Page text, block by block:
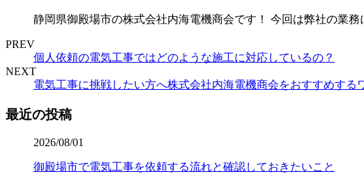
静岡県御殿場市の株式会社内海電機商会です！ 今回は弊社の業
PREV
個人依頼の電気工事ではどのような施工に対応しているの？
NEXT
電気工事に挑戦したい方へ株式会社内海電機商会をおすすめする
最近の投稿
2026/08/01
御殿場市で電気工事を依頼する流れと確認しておきたいこと